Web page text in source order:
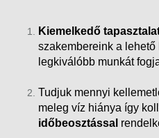
Kiemelkedő
szakembereink a
legkiválóbb munkát
Tudjuk mennyi
meleg víz hiánya így
időbeosztással